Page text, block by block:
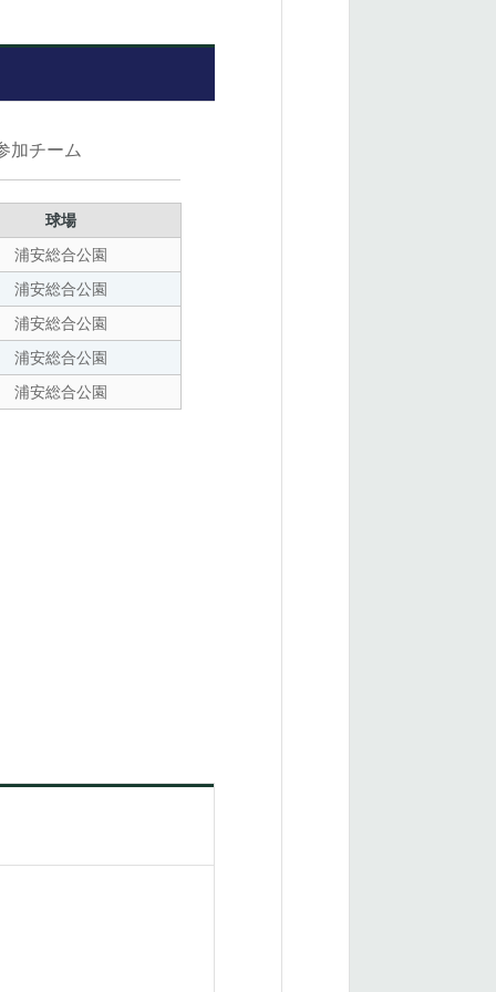
加チーム
球場
浦安総合公園
浦安総合公園
浦安総合公園
浦安総合公園
浦安総合公園